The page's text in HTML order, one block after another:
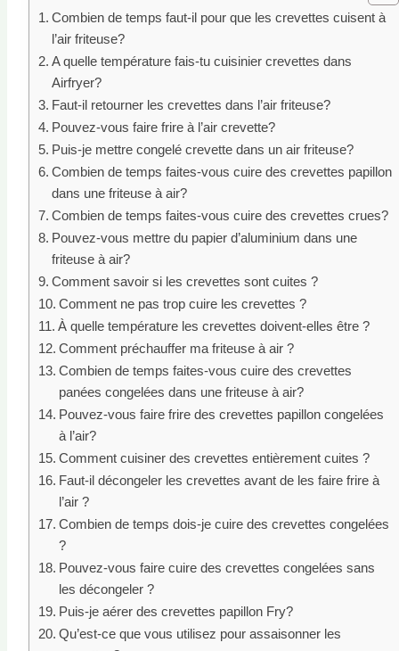
Combien de temps faut-il pour que les crevettes cuisent à
l’air friteuse?
A quelle température fais-tu cuisinier crevettes dans
Airfryer?
Faut-il retourner les crevettes dans l’air friteuse?
Pouvez-vous faire frire à l’air crevette?
Puis-je mettre congelé crevette dans un air friteuse?
Combien de temps faites-vous cuire des crevettes papillon
dans une friteuse à air?
Combien de temps faites-vous cuire des crevettes crues?
Pouvez-vous mettre du papier d’aluminium dans une
friteuse à air?
Comment savoir si les crevettes sont cuites ?
Comment ne pas trop cuire les crevettes ?
À quelle température les crevettes doivent-elles être ?
Comment préchauffer ma friteuse à air ?
Combien de temps faites-vous cuire des crevettes
panées congelées dans une friteuse à air?
Pouvez-vous faire frire des crevettes papillon congelées
à l’air?
Comment cuisiner des crevettes entièrement cuites ?
Faut-il décongeler les crevettes avant de les faire frire à
l’air ?
Combien de temps dois-je cuire des crevettes congelées
?
Pouvez-vous faire cuire des crevettes congelées sans
les décongeler ?
Puis-je aérer des crevettes papillon Fry?
Qu’est-ce que vous utilisez pour assaisonner les